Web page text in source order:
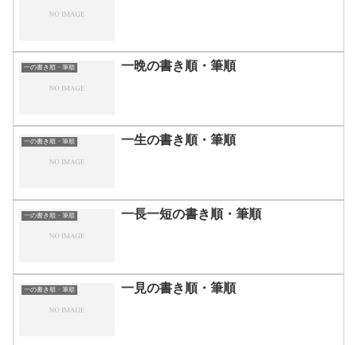
一の書き順・筆順 一晩の書き順・筆順
一の書き順・筆順 一生の書き順・筆順
一の書き順・筆順 一長一短の書き順・筆順
一の書き順・筆順 一見の書き順・筆順